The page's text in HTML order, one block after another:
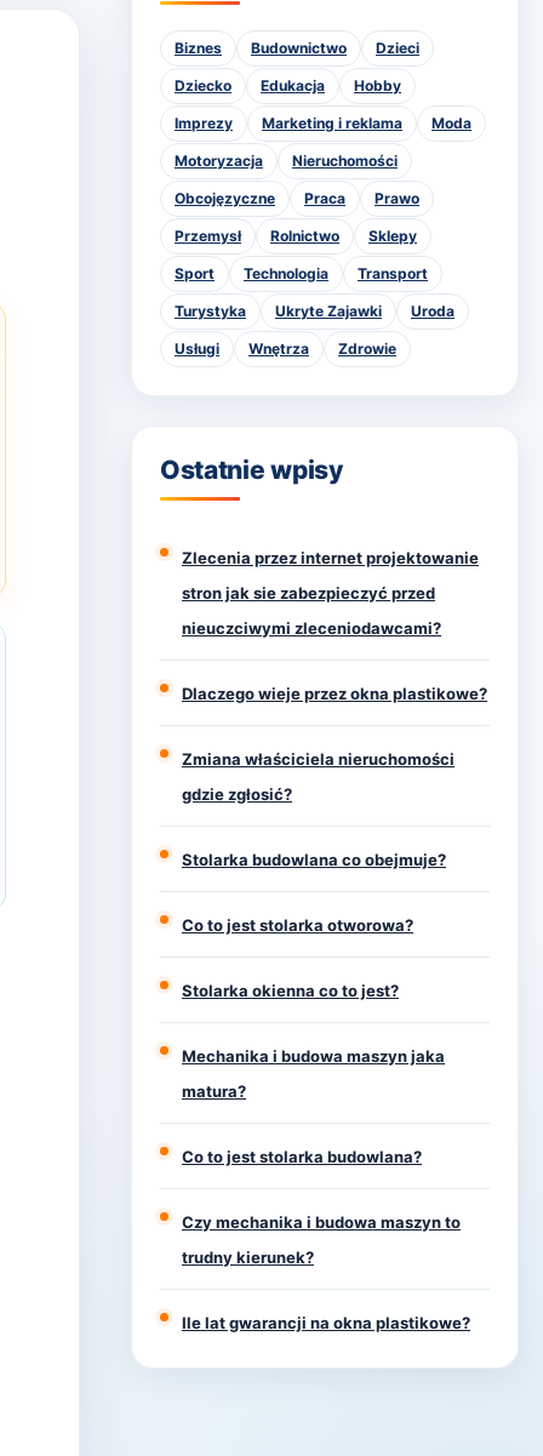
Biznes Budownictwo Dzieci
Dziecko Edukacja Hobby
Imprezy Marketing i reklama Moda
Motoryzacja Nieruchomości
Obcojęzyczne Praca Prawo
Przemysł Rolnictwo Sklepy
Sport Technologia Transport
Turystyka Ukryte Zajawki Uroda
Usługi Wnętrza Zdrowie
Ostatnie wpisy
Zlecenia przez internet projektowanie
stron jak sie zabezpieczyć przed
nieuczciwymi zleceniodawcami?
Dlaczego wieje przez okna plastikowe?
Zmiana właściciela nieruchomości
gdzie zgłosić?
Stolarka budowlana co obejmuje?
Co to jest stolarka otworowa?
Stolarka okienna co to jest?
Mechanika i budowa maszyn jaka
matura?
Co to jest stolarka budowlana?
Czy mechanika i budowa maszyn to
trudny kierunek?
Ile lat gwarancji na okna plastikowe?